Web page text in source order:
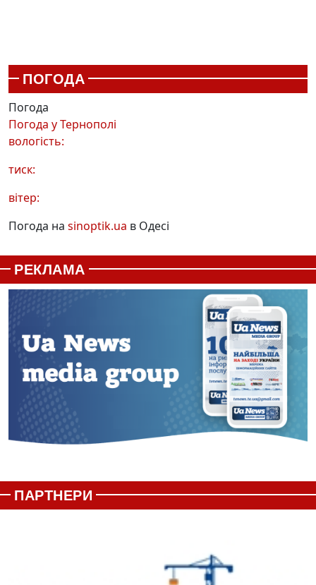
ПОГОДА
Погода
Погода уТернополі
вологість:
тиск:
вітер:
Погода на sinoptik.ua в Одесі
РЕКЛАМА
ПАРТНЕРИ